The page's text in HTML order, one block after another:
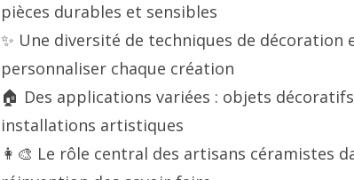
pièces durables et sensibles
✨ Une diversité de techniques de décoration
personnaliser chaque création
🏠 Des applications variées : objets
installations artistiques
👩‍🎨 Le rôle central des artisans céramistes